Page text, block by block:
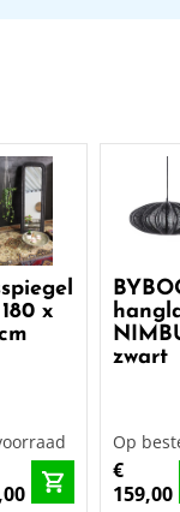
x
zwart
Op
€
159,00